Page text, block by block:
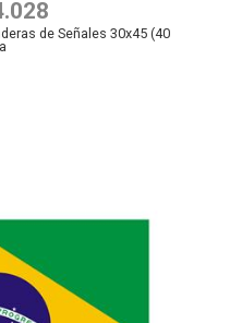
de Señales 30x45 (40